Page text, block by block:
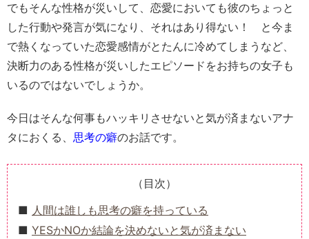
でもそんな性格が災いして、恋愛においても彼のちょっと
した行動や発言が気になり、それはあり得ない！ と今ま
で熱くなっていた恋愛感情がとたんに冷めてしまう など、
決断力のある性格が災いしたエピソードをお持ちの女子も
いるのではないでしょうか。
今日はそんな何事もハッキリさせないと気が済まないアナ
タにおくる、 思考の癖のお話です。
（目次）
人間は誰しも思考の癖を持っている
YESかNOか結論を決めないと気が済まない